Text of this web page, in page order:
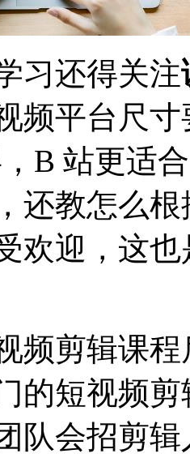
习还得关注
频平台尺
B 站更适
还教怎么
欢迎，这
频剪辑课程
的短视频
队会招剪